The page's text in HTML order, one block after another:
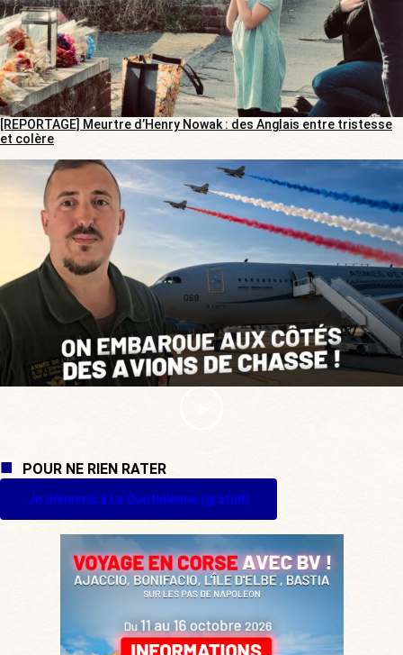
[REPORTAGE] Meurtre d’Henry Nowak : des Anglais entre tristesse
et colère
POUR NE RIEN RATER
Je m'inscris à La Quotidienne (gratuit)